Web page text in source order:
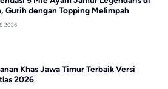
Gurih dengan Topping Melimpah
2026
Khas Jawa Timur Terbaik Versi
2026